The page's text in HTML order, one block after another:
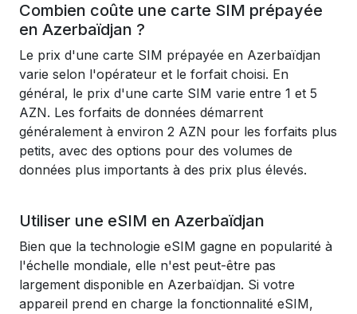
Combien coûte une carte SIM prépayée
en Azerbaïdjan ?
Le prix d'une carte SIM prépayée en Azerbaïdjan
varie selon l'opérateur et le forfait choisi. En
général, le prix d'une carte SIM varie entre 1 et 5
AZN. Les forfaits de données démarrent
généralement à environ 2 AZN pour les forfaits plus
petits, avec des options pour des volumes de
données plus importants à des prix plus élevés.
Utiliser une eSIM en Azerbaïdjan
Bien que la technologie eSIM gagne en popularité à
l'échelle mondiale, elle n'est peut-être pas
largement disponible en Azerbaïdjan. Si votre
appareil prend en charge la fonctionnalité eSIM,